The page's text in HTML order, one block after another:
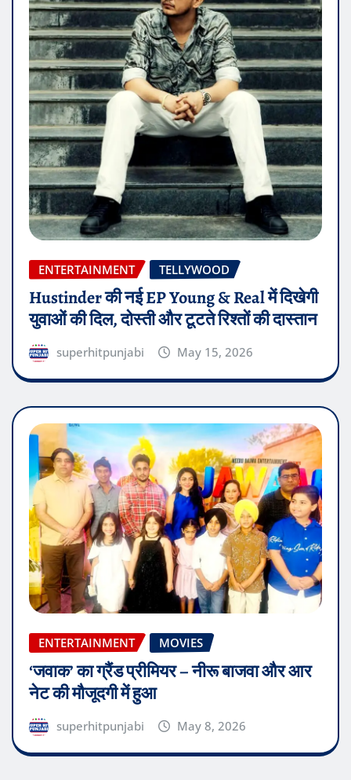
ENTERTAINMENT TELLYWOOD
Hustinder की नई EP Young & Real में दिखेगी
युवाओं की दिल, दोस्ती और टूटते रिश्तों की दास्तान
superhitpunjabi May 15, 2026
ENTERTAINMENT MOVIES
‘जवाक’ का ग्रैंड प्रीमियर – नीरू बाजवा और आर
नेट की मौजूदगी में हुआ
superhitpunjabi May 8, 2026